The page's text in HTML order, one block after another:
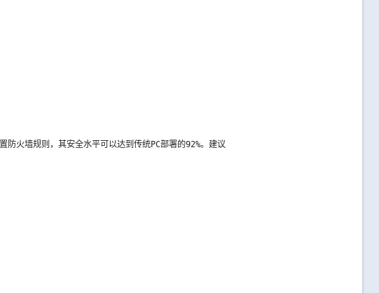
火墙规则，其安全水平可以达到传统PC部署的92%。建议